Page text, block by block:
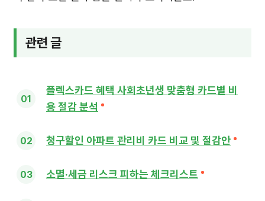
관련 글
플렉스카드 혜택 사회초년생 맞춤형 카드별 비
용 절감 분석
청구할인 아파트 관리비 카드 비교 및 절감안
소멸·세금 리스크 피하는 체크리스트